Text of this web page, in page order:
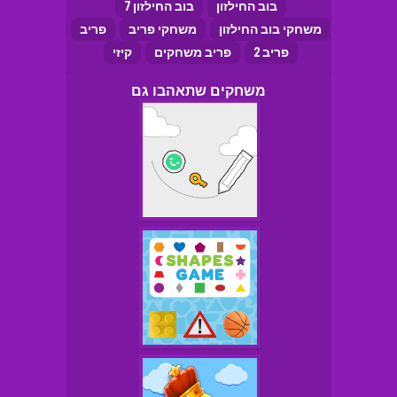
בוב החילזון
בוב החילזון 7
משחקי בוב החילזון
משחקי פריב
פריב
פריב 2
פריב משחקים קיזי
משחקים שתאהבו גם